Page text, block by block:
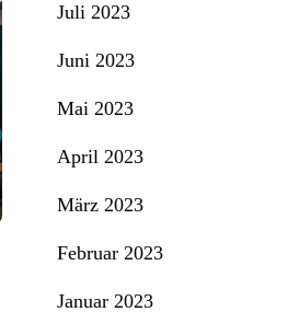
Juli 2023
Juni 2023
Mai 2023
April 2023
März 2023
Februar 2023
Januar 2023